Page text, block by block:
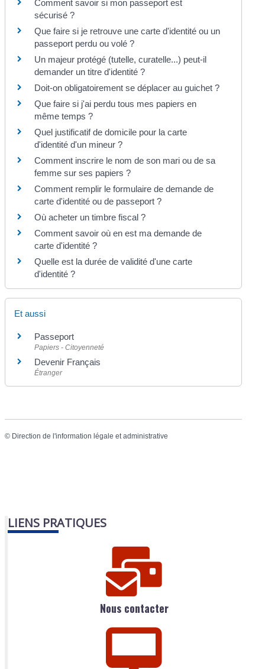
Comment savoir si mon passeport est
sécurisé ?
Que faire si je retrouve une carte d'identité ou un
passeport perdu ou volé ?
Un majeur protégé (tutelle, curatelle...) peut-il
demander un titre d'identité ?
Doit-on obligatoirement se déplacer au guichet ?
Que faire si j'ai perdu tous mes papiers en
même temps ?
Quel justificatif de domicile pour la carte
d'identité d'un mineur ?
Comment inscrire le nom de son mari ou de sa
femme sur ses papiers ?
Comment remplir le formulaire de demande de
carte d'identité ou de passeport ?
Où acheter un timbre fiscal ?
Comment savoir où en est ma demande de
carte d'identité ?
Quelle est la durée de validité d'une carte
d'identité ?
Et aussi
Passeport
Papiers - Citoyenneté
Devenir Français
Étranger
© Direction de l'information légale et administrative
LIENS PRATIQUES
Nous contacter